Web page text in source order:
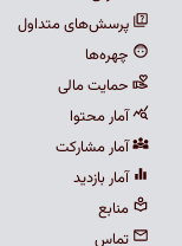
پرسش‌های متداول
چهره‌ها
حمایت مالی
آمار محتوا
آمار مشارکت
آمار بازدید
منابع
تماس